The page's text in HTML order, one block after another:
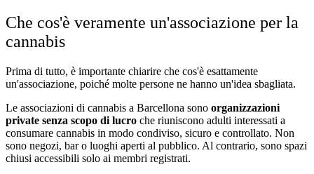
Che cos'è veramente un'associazione per la
cannabis
Prima di tutto, è importante chiarire che cos'è esattamente
un'associazione, poiché molte persone ne hanno un'idea sbagliata.
Le associazioni di cannabis a Barcellona sono organizzazioni
private senza scopo di lucro che riuniscono adulti interessati a
consumare cannabis in modo condiviso, sicuro e controllato. Non
sono negozi, bar o luoghi aperti al pubblico. Al contrario, sono spazi
chiusi accessibili solo ai membri registrati.